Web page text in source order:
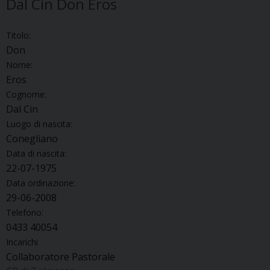
Titolo:
Don
Nome:
Eros
Cognome:
Dal Cin
Luogo di nascita:
Conegliano
Data di nascita:
22-07-1975
Data ordinazione:
29-06-2008
Telefono:
0433 40054
Incarichi
Collaboratore Pastorale